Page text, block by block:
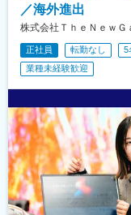
越前開発駅、長
向庄内駅、旭ケ
泉中央駅、西那
川口駅、大元駅
馬県)、南鳩ケ谷
(北海道)、越前花
大和田駅(大阪府)
栗郷台地駅、常
駅、富士山駅、
駅、新栃木駅、
駅、川村駅、八
市駅、新茂原駅
伏石駅、今伊勢
／海外進出
株式会社ＴｈｅＮｅｗＧ
正社員 転勤なし 5
業種未経験歓迎